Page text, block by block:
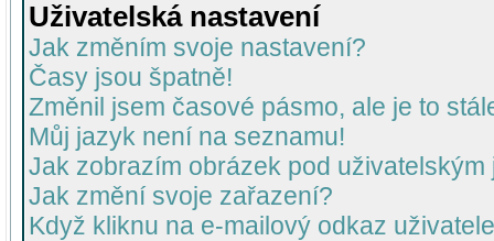
Uživatelská nastavení
Jak změním svoje nastavení?
Časy jsou špatně!
Změnil jsem časové pásmo, ale je to
Můj jazyk není na seznamu!
Jak zobrazím obrázek pod uživatelským
Jak změní svoje zařazení?
Když kliknu na e-mailový odkaz